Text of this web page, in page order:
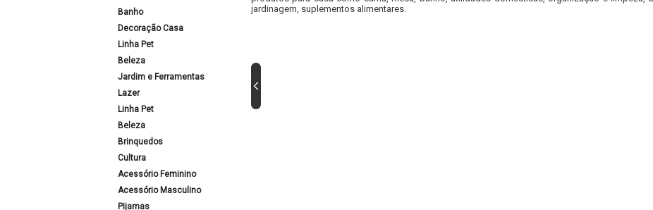
Banho
Decoração Casa
Linha Pet
Beleza
Jardim e Ferramentas
Lazer
Linha Pet
Beleza
Brinquedos
Cultura
Acessório Feminino
Acessório Masculino
Pijamas
jardinagem, suplementos alimentares.